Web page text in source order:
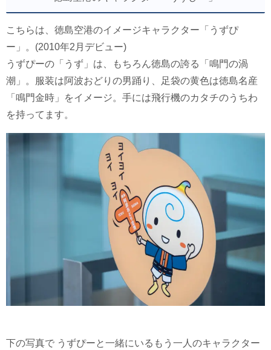
こちらは、徳島空港のイメージキャラクター「うずぴ
ー」。(2010年2月デビュー)
うずぴーの「うず」は、もちろん徳島の誇る「鳴門の渦
潮」。服装は阿波おどりの男踊り、足袋の黄色は徳島名産
「鳴門金時」をイメージ。手には飛行機のカタチのうちわ
を持ってます。
下の写真で うずぴーと一緒にいるもう一人のキャラクター